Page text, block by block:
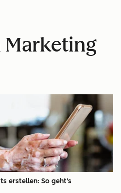
Marketing
erstellen: So geht's